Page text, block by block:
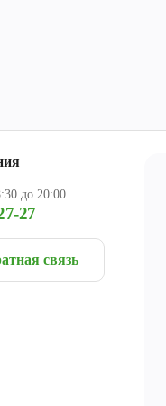
до 20:00
27
связь